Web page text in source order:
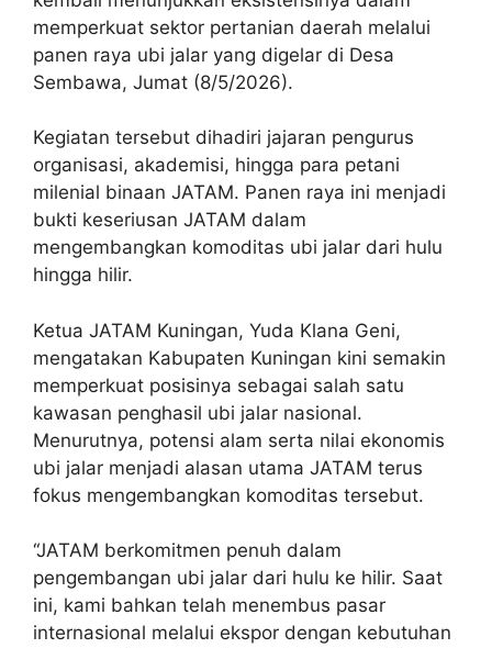
memperkuat sektor pertanian daerah melalui
panen raya ubi jalar yang digelar di Desa
Sembawa, Jumat (8/5/2026).
Kegiatan tersebut dihadiri jajaran pengurus
organisasi, akademisi, hingga para petani
milenial binaan JATAM. Panen raya ini menjadi
bukti keseriusan JATAM dalam
mengembangkan komoditas ubi jalar dari hulu
hingga hilir.
Ketua JATAM Kuningan, Yuda Klana Geni,
mengatakan Kabupaten Kuningan kini semakin
memperkuat posisinya sebagai salah satu
kawasan penghasil ubi jalar nasional.
Menurutnya, potensi alam serta nilai ekonomis
ubi jalar menjadi alasan utama JATAM terus
fokus mengembangkan komoditas tersebut.
“JATAM berkomitmen penuh dalam
pengembangan ubi jalar dari hulu ke hilir. Saat
ini, kami bahkan telah menembus pasar
internasional melalui ekspor dengan kebutuhan